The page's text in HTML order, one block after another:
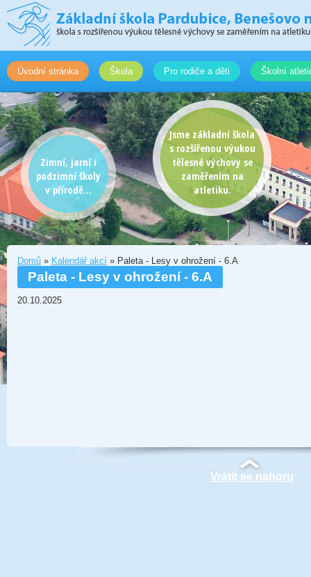
Úvodní stránka Škola Pro rodiče a děti Školní
Zimní, jarní i
podzimní školy
v přírodě...
Jsme základní škola
s rozšířenou výukou
tělesné výchovy se
zaměřením na
atletiku.
Domů » Kalendář akcí » Paleta - Lesy v ohrožení - 6.A
Paleta - Lesy v ohrožení - 6.A
20.10.2025
Vrátit se nahoru